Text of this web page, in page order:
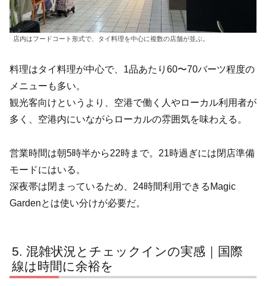
店内はフードコート形式で、タイ料理を中心に複数の店舗が並ぶ。
料理はタイ料理が中心で、1品あたり60〜70バーツ程度の
メニューも多い。
観光客向けというより、空港で働く人やローカル利用者が
多く、空港内にいながらローカルの雰囲気を味わえる。
営業時間は朝5時半から22時まで。21時過ぎには閉店準備
モードにはいる。
深夜帯は閉まっているため、24時間利用できるMagic
Gardenとは使い分けが必要だ。
混雑状況とチェックインの実感｜国際
線は時間に余裕を